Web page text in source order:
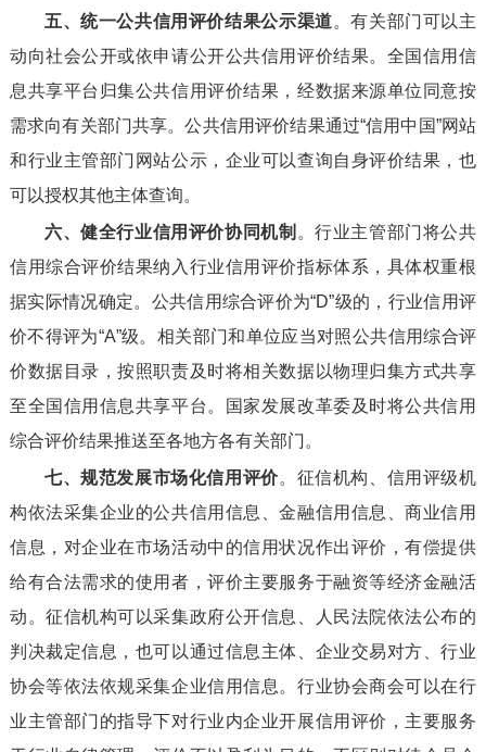
五、统一公共信用评价结果公示渠道。有关部门可以主
动向社会公开或依申请公开公共信用评价结果。全国信用信
息共享平台归集公共信用评价结果，经数据来源单位同意按
需求向有关部门共享。公共信用评价结果通过“信用中国”网站
和行业主管部门网站公示，企业可以查询自身评价结果，也
可以授权其他主体查询。
六、健全行业信用评价协同机制 。行业主管部门将公共
信用综合评价结果纳入行业信用评价指标体系，具体权重根
据实际情况确定。公共信用综合评价为“D”级的，行业信用评
价不得评为“A”级。相关部门和单位应当对照公共信用综合评
价数据目录，按照职责及时将相关数据以物理归集方式共享
至全国信用信息共享平台。国家发展改革委及时将公共信用
综合评价结果推送至各地方各有关部门。
七、规范发展市场化信用评价。征信机构、信用评级机
构依法采集企业的公共信用信息、金融信用信息、商业信用
信息，对企业在市场活动中的信用状况作出评价，有偿提供
给有合法需求的使用者，评价主要服务于融资等经济金融活
动。征信机构可以采集政府公开信息、人民法院依法公布的
判决裁定信息，也可以通过信息主体、企业交易对方、行业
协会等依法依规采集企业信用信息。行业协会商会可以在行
业主管部门的指导下对行业内企业开展信用评价，主要服务